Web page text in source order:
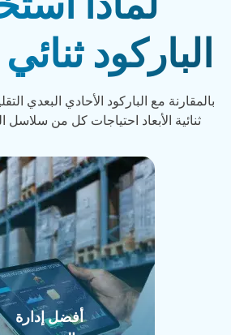
الباركود ثنائي
بالمقارنة مع الباركود الأحادي البعدي
ثنائية الأبعاد احتياجات كل من سلاسل
أفضل إدارة